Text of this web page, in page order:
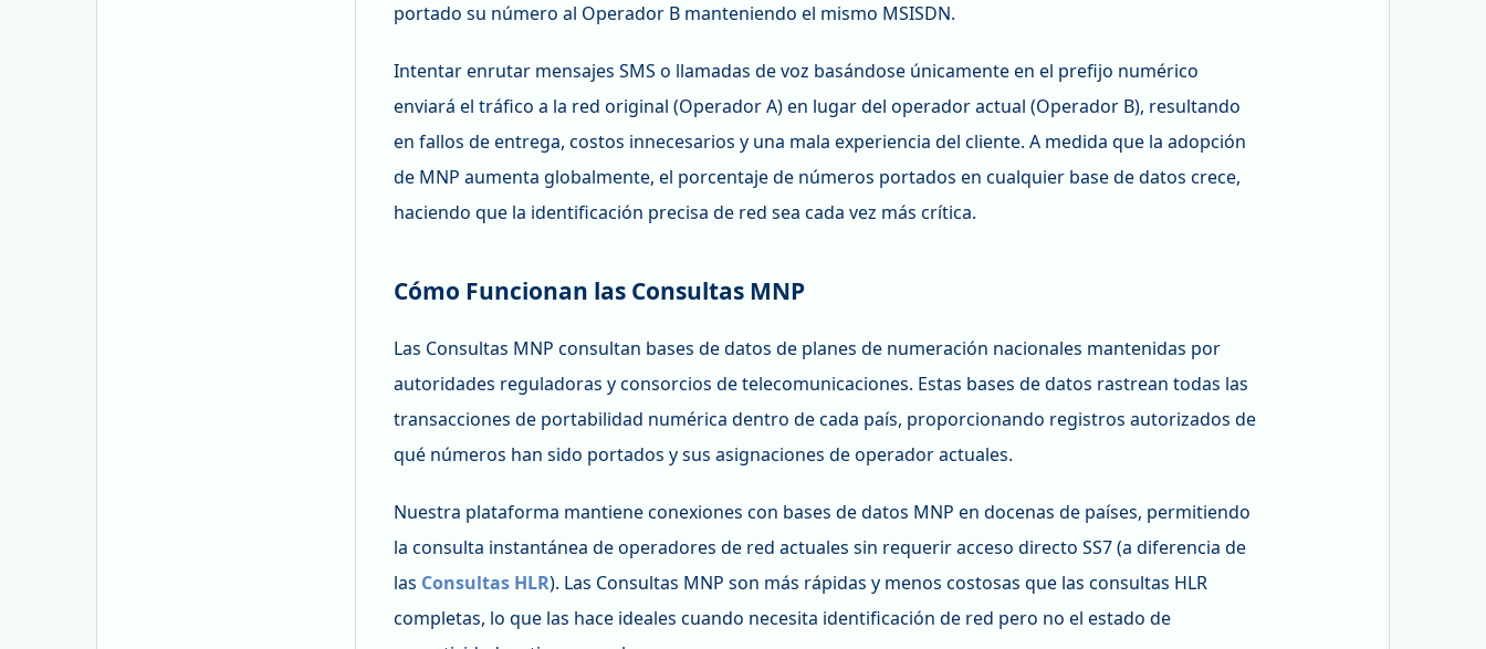
portado su número al Operador B manteniendo el mismo MSISDN.
Intentar enrutar mensajes SMS o llamadas de voz basándose únicamente en el prefijo numérico
enviará el tráfico a la red original (Operador A) en lugar del operador actual (Operador B), resultando
en fallos de entrega, costos innecesarios y una mala experiencia del cliente. A medida que la adopción
de MNP aumenta globalmente, el porcentaje de números portados en cualquier base de datos crece,
haciendo que la identificación precisa de red sea cada vez más crítica.
Cómo Funcionan las Consultas MNP
Las Consultas MNP consultan bases de datos de planes de numeración nacionales mantenidas por
autoridades reguladoras y consorcios de telecomunicaciones. Estas bases de datos rastrean todas las
transacciones de portabilidad numérica dentro de cada país, proporcionando registros autorizados de
qué números han sido portados y sus asignaciones de operador actuales.
Nuestra plataforma mantiene conexiones con bases de datos MNP en docenas de países, permitiendo
la consulta instantánea de operadores de red actuales sin requerir acceso directo SS7 (a diferencia de
las Consultas HLR). Las Consultas MNP son más rápidas y menos costosas que las consultas HLR
completas, lo que las hace ideales cuando necesita identificación de red pero no el estado de